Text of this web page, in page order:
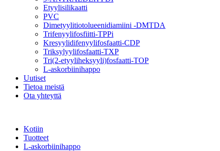
Etyylisilikaatti
PVC
Dimetyylitiotolueenidiamiini -DMTDA
Trifenyylifosfiitti-TPPi
Kresyylidifenyylifosfaatti-CDP
Triksylyylifosfaatti-TXP
Tri(2-etyyliheksyyli)fosfaatti-TOP
L-askorbiinihappo
Uutiset
Tietoa meistä
Ota yhteyttä
Kotiin
Tuotteet
L-askorbiinihappo